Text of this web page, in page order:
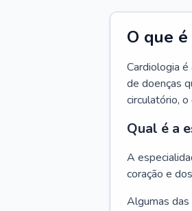
O que
Cardiologia
de doenças
circulatório,
Qual é a
A
coração e
Algumas das